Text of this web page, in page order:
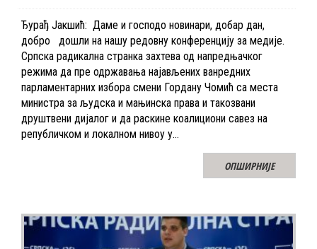
Ђурађ Јакшић: Даме и господо новинари, добар дан,
добро дошли на нашу редовну конференцију за медије.
Српска радикална странка захтева од напредњачког
режима да пре одржавања најављених ванредних
парламентарних избора смени Гордану Чомић са места
министра за људска и мањинска права и такозвани
друштвени дијалог и да раскине коалициони савез на
републичком и локалном нивоу у…
ОПШИРНИЈЕ